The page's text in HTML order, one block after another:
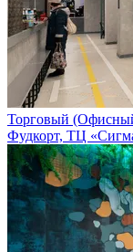
Торговый
Фудкорт, ТЦ